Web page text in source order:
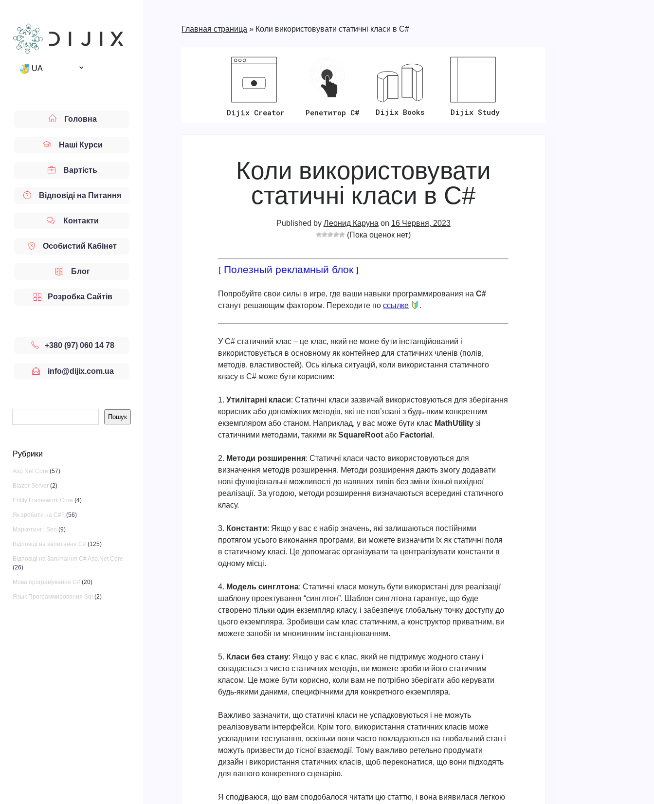
UA
Головна
Наші Курси
Вартість
Відповіді на Питання
Контакти
Особистий Кабінет
Блог
Розробка Сайтів
+380 (97) 060 14 78
info@dijix.com.ua
Sidebar
Пошук
Рубрики
Asp.Net Core (57)
Blazor Server(2)
Entity Framework Core (4)
Як зробити на C#? (56)
Маркетинг і Seo (9)
Відповіді на запитання C#(125)
Відповіді на Запитання C# Asp.Net Core
(26)
Мова програмування C#(20)
Язык Программирования Sql (2)
Главная страница » Коли використовувати статичні класи в C#
Dijix Creator Репетитор C# Dijix Books Dijix Study
Коли використовувати
статичні класи в C#
Published by Леонид Каруна on 16 Червня, 2023
(Пока оценок нет)
[ Полезный рекламный блок ]
Попробуйте свои силы в игре, где ваши навыки программирования наC#
станут решающим фактором. Переходите поссылке .
У C# статичний клас – це клас, який не може бути інстанційований і
використовується в основному як контейнер для статичних членів (полів,
методів, властивостей). Ось кілька ситуацій, коли використання статичного
класу в C# може бути корисним:
1.Утилітарні класи: Статичні класи зазвичай використовуються для зберігання
корисних або допоміжних методів, які не пов’язані з будь-яким конкретним
екземпляром або станом. Наприклад, у вас може бути клас MathUtility зі
статичними методами, такими якSquareRoot або Factorial .
2. Методи розширення: Статичні класи часто використовуються для
визначення методів розширення. Методи розширення дають змогу додавати
нові функціональні можливості до наявних типів без зміни їхньої вихідної
реалізації. За угодою, методи розширення визначаються всередині статичного
класу.
3. Константи: Якщо у вас є набір значень, які залишаються постійними
протягом усього виконання програми, ви можете визначити їх як статичні поля
в статичному класі. Це допомагає організувати та централізувати константи в
одному місці.
4. Модель синглтона: Статичні класи можуть бути використані для реалізації
шаблону проектування “синглтон”. Шаблон синглтона гарантує, що буде
створено тільки один екземпляр класу, і забезпечує глобальну точку доступу до
цього екземпляра. Зробивши сам клас статичним, а конструктор приватним, ви
можете запобігти множинним інстанціюванням.
5. Класи без стану: Якщо у вас є клас, який не підтримує жодного стану і
складається з чисто статичних методів, ви можете зробити його статичним
класом. Це може бути корисно, коли вам не потрібно зберігати або керувати
будь-якими даними, специфічними для конкретного екземпляра.
Важливо зазначити, що статичні класи не успадковуються і не можуть
реалізовувати інтерфейси. Крім того, використання статичних класів може
ускладнити тестування, оскільки вони часто покладаються на глобальний стан і
можуть призвести до тісної взаємодії. Тому важливо ретельно продумати
дизайн і використання статичних класів, щоб переконатися, що вони підходять
для вашого конкретного сценарію.
Я сподіваюся, що вам сподобалося читати цю статтю, і вона виявилася легкою